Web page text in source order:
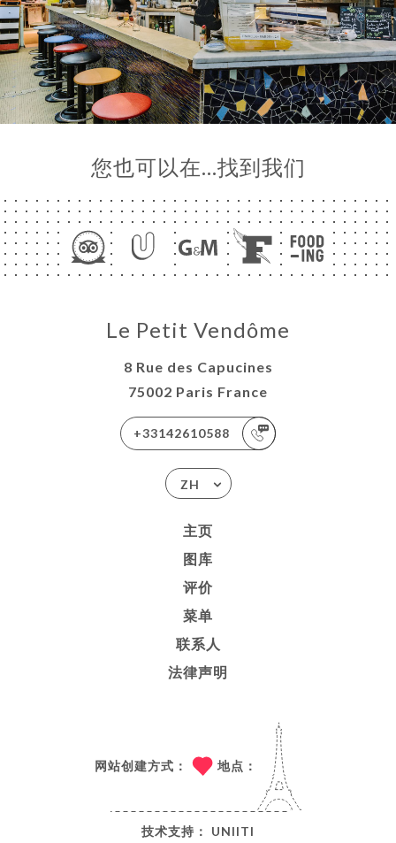
您也可以在…找到我们
Le Petit Vendôme
8 Rue des Capucines
75002 Paris France
+33142610588
ZH
主页
图库
评价
菜单
联系人
法律声明
网站创建方式： 地点：
技术支持： UNIITI